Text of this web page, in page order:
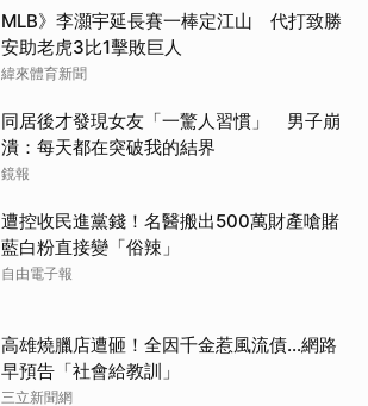
MLB》李灝宇延長賽一棒定江山 代打致勝
安助老虎3比1擊敗巨人
緯來體育新聞
同居後才發現女友「一驚人習慣」 男子崩
潰：每天都在突破我的結界
鏡報
遭控收民進黨錢！名醫搬出500萬財產嗆賭
藍白粉直接變「俗辣」
自由電子報
高雄燒臘店遭砸！全因千金惹風流債…網路
早預告「社會給教訓」
三立新聞網